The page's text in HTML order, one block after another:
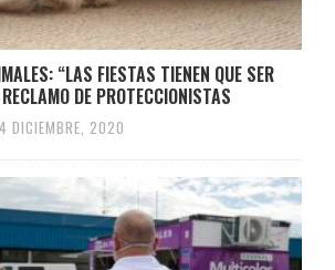
“LAS FIESTAS TIENEN QUE SER
DE PROTECCIONISTAS
DICIEMBRE, 2020